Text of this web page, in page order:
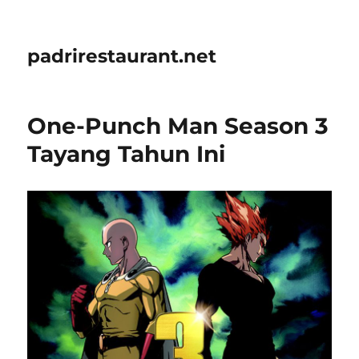
padrirestaurant.net
One-Punch Man Season 3
Tayang Tahun Ini